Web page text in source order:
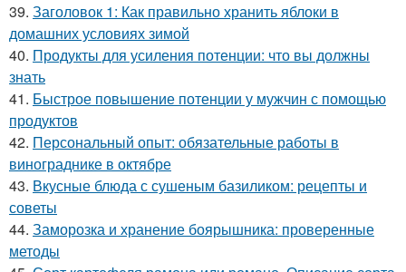
39. Заголовок 1: Как правильно хранить яблоки в
домашних условиях зимой
40. Продукты для усиления потенции: что вы должны
знать
41. Быстрое повышение потенции у мужчин с помощью
продуктов
42. Персональный опыт: обязательные работы в
винограднике в октябре
43. Вкусные блюда с сушеным базиликом: рецепты и
советы
44. Заморозка и хранение боярышника: проверенные
методы